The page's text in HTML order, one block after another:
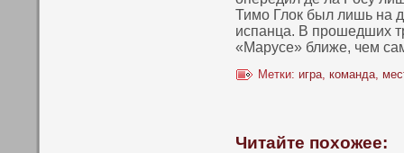
Тимо Глок был лишь на
испанца. В прошедших
«Марусе» ближе, чем
Метки: игра, команда,
Читайте похожее: